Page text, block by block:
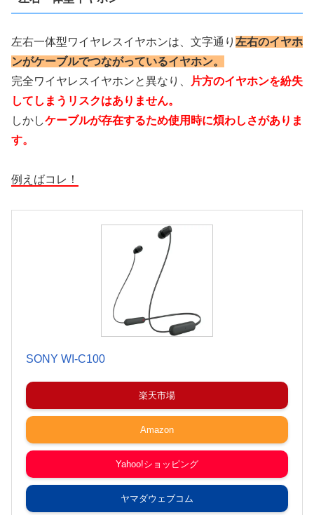
左右一体型ワイヤレスイヤホンは、文字通り 左右のイヤホ
ンがケーブルでつながっているイヤホン。
完全ワイヤレスイヤホンと異なり、
片方のイヤホンを紛失
してしまうリスクはありません。
しかしケーブルが存在するため使用時に煩わしさがありま
す。
例えばコレ！
SONY WI-C100
楽天市場
Amazon
Yahoo!ショッピング
ヤマダウェブコム